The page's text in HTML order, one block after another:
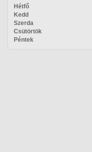
Hétfő
Kedd
Szerda
Csütörtök
Péntek